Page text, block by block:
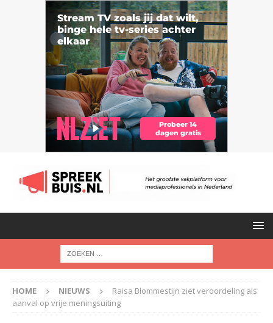
HOME NIEUWS
Raisa Blommestijn ziet veroordeling als
aanval op vrije meningsuiting